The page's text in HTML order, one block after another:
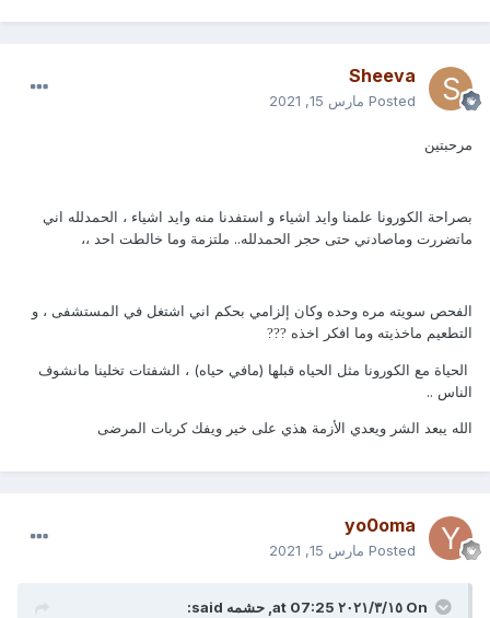
Sheeva
Posted مارس 15, 2021
مرحبتين
بصراحة الكورونا علمنا وايد اشياء و استفدنا منه وايد اشياء ، الحمدلله اني
ماتضررت وماصادني حتى حجر الحمدلله.. ملتزمة وما خالطت احد ،،
الفحص سويته مره وحده وكان إلزامي بحكم اني اشتغل في المستشفى ، و
التطعيم ماخذيته وما افكر اخذه ??
?
الحياة مع الكورونا مثل الحياه قبلها (مافي حياه) ، الشفتات تخلينا مانشوف
الناس ..
الله يبعد الشر ويعدي الأزمة هذي على خير ويفك كربات المرضى
yo0oma
Posted مارس 15, 2021
On ١٥‏/٣‏/٢٠٢١ at 07:25, حشمهsaid: